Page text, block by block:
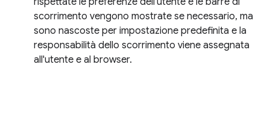
scorrimento vengono mostrate se necessario, ma
sono nascoste per impostazione predefinita e la
responsabilità dello scorrimento viene assegnata
all'utente e al browser.